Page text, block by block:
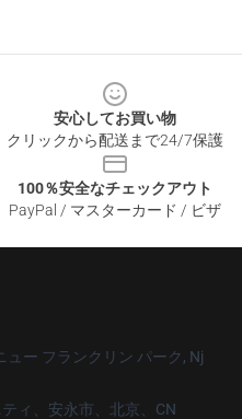
安心してお買い物
クリックから配送まで24/7保護
100％安全なチェックアウト
PayPal / マスターカード / ビザ
ュー フランクリン パーク, Nj
ィ、安永市、北京、CN